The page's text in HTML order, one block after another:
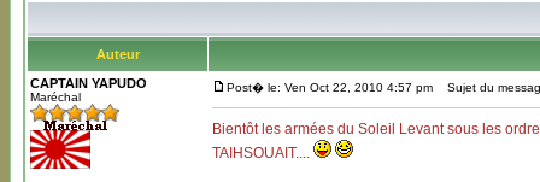
Auteur
CAPTAIN YAPUDO
Maréchal
Post� le: Ven Oct 22, 2010 4:57 pm Sujet du
Bientôt les armées du Soleil Levant sous les
TAIHSOUAIT....